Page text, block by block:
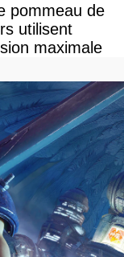
pommeau de
utilisent
maximale